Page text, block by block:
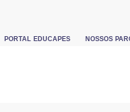
PORTAL EDUCAPES NOSSOS